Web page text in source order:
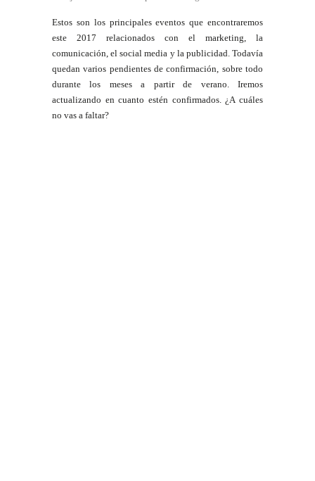
Estos son los principales eventos que encontraremos
este 2017 relacionados con el marketing, la
comunicación, el social media y la publicidad. Todavía
quedan varios pendientes de confirmación, sobre todo
durante los meses a partir de verano. Iremos
actualizando en cuanto estén confirmados. ¿A cuáles
no vas a faltar?